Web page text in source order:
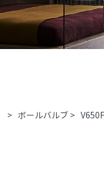
> ボールバルブ >